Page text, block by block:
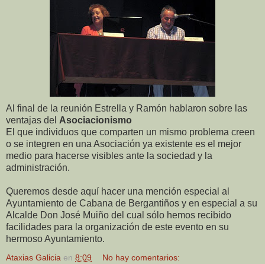
Al final de la reunión Estrella y Ramón hablaron sobre las
ventajas del Asociacionismo
El que individuos que comparten un mismo problema creen
o se integren en una Asociación ya existente es el mejor
medio para hacerse visibles ante la sociedad y la
administración.
Queremos desde aquí hacer una mención especial al
Ayuntamiento de Cabana de Bergantiños y en especial a su
Alcalde Don José Muiño del cual sólo hemos recibido
facilidades para la organización de este evento en su
hermoso Ayuntamiento.
Ataxias Galicia en 8:09 No hay comentarios: